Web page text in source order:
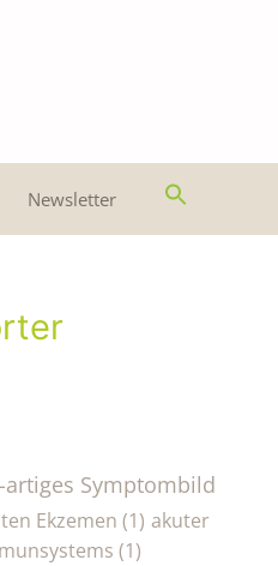
Newsletter
artiges Symptombild
Ekzemen (1) akuter
(1)